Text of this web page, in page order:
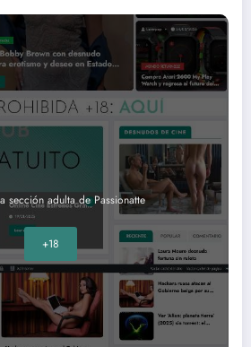
sección adulta de Passionatte
+18